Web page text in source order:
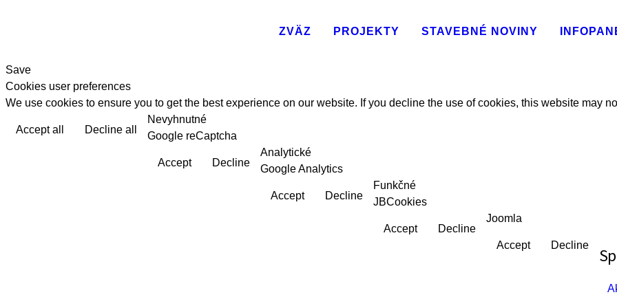
Save
Cookies user preferences
We use cookies to ensure you to get the best experience on our website. If you decline the use of cookies, this website may
Accept all Decline all
Nevyhnutné
Google reCaptcha
Accept Decline
Analytické
Google Analytics
Accept Decline
Funkčné
JBCookies
Accept Decline
Joomla
Accept Decline
ZVÄZ PROJEKTY STAVEBNÉ NOVINY